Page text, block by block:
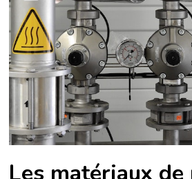
Les matériaux